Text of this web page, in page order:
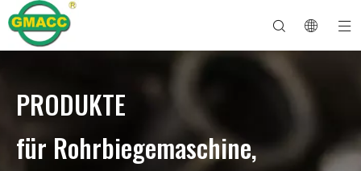
PRODUKTE
für Rohrbiegemaschine,